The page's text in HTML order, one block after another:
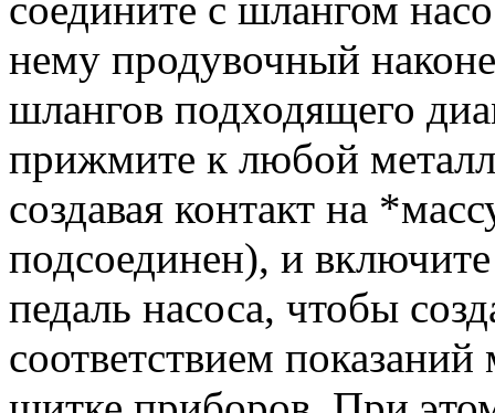
нему продувочный
шлангов подходящего
прижмите к любой
создавая контакт на
подсоединен), и
педаль насоса, чтобы
соответствием